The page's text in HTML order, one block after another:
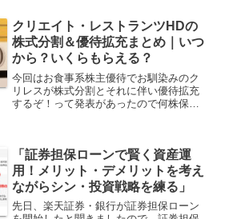
クリエイト・レストランツHDの
株式分割＆優待拡充まとめ｜いつ
から？いくらもらえる？
今回はお食事系株主優待でお馴染みのク
リレスが株式分割とそれに伴い優待拡充
するぞ！って発表があったので何株保有
株式...
「証券担保ローンで賢く資産運
用！メリット・デメリットを考え
ながらシン・投資戦略を練る」
先日、楽天証券・銀行が証券担保ローン